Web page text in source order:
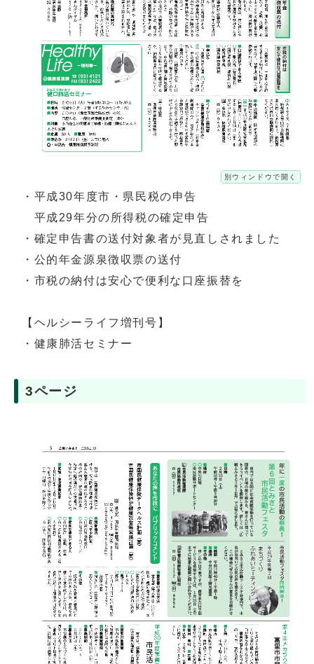
別ウィンドウで開く
・平成30年度市・県民税の申告
平成29年分の所得税の確定申告
・確定申告書の送付対象者が見直しされました
・公的年金源泉徴収票の送付
・市税の納付は安心で便利な口座振替を
【ヘルシーライフ増刊号】
・健康肺活セミナー
3ページ